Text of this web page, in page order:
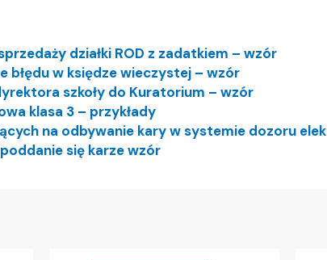
działki ROD z zadatkiem – wzór
błędu w księdze wieczystej – wzór
szkoły do Kuratorium – wzór
klasa 3 – przykłady
na odbywanie kary w systemie dozoru
się karze wzór